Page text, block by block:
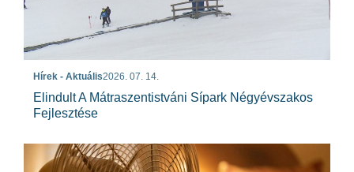
Hírek - Aktuális2026. 07. 14.
Elindult A Mátraszentistváni Sípark Négyévszakos
Fejlesztése